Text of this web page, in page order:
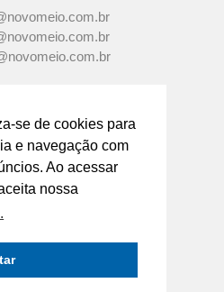
se de cookies para
e navegação com
Ao acessar
nossa
NOSSAS REDES
comunicação de grandes
com os
das lojas de
em todo o Brasil.